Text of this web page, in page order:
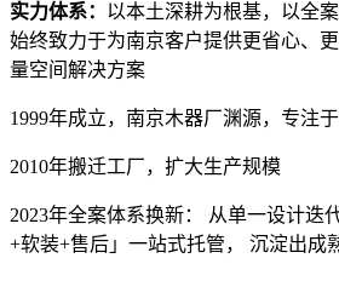
实力体系： 以本土深耕为根基，以全
始终致力于为南京客户提供更省心、
量空间解决方案
1999年成立，南京木器厂渊源，专注
2010年搬迁工厂，扩大生产规模
2023年全案体系换新： 从单一设计迭
+软装+售后」一站式托管， 沉淀出成